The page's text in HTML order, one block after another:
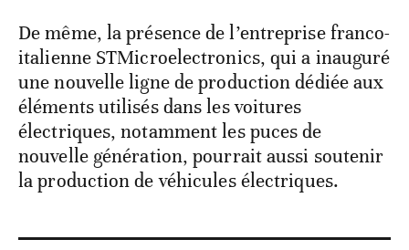
De même, la présence de l’entreprise franco-
italienne STMicroelectronics, qui a inauguré
une nouvelle ligne de production dédiée aux
éléments utilisés dans les voitures
électriques, notamment les puces de
nouvelle génération, pourrait aussi soutenir
la production de véhicules électriques.